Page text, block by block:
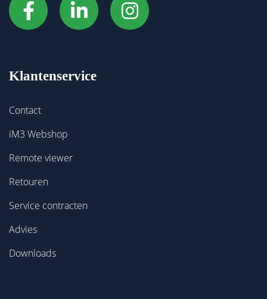
Klantenservice
Contact
iM3 Webshop
Remote viewer
Retouren
Service contracten
Advies
Downloads